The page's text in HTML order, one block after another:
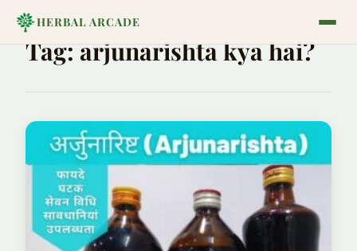
HERBAL ARCADE
Tag:arjunarishta kya hai?